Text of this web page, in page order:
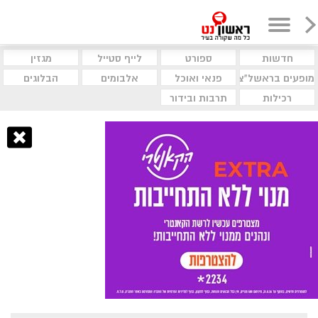
חדשות ספורט לייף סטייל
מגזין
מופעים בראשל"צ
פנאי ואוכל אלבומים
הבלוגים
רכילות
תרבות ובידור